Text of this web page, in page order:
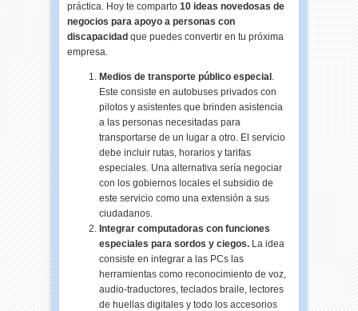
práctica. Hoy te comparto10 ideas novedosas de
negocios para apoyo a personas con
discapacidad que puedes convertir en tu próxima
empresa.
Medios de transporte público especial .
Este consiste en autobuses privados con
pilotos y asistentes que brinden asistencia
a las personas necesitadas para
transportarse de un lugar a otro. El servicio
debe incluir rutas, horarios y tarifas
especiales. Una alternativa sería negociar
con los gobiernos locales el subsidio de
este servicio como una extensión a sus
ciudadanos.
Integrar computadoras con funciones
especiales para sordos y ciegos. La idea
consiste en integrar a las PCs las
herramientas como reconocimiento de voz,
audio-traductores, teclados braile, lectores
de huellas digitales y todo los accesorios